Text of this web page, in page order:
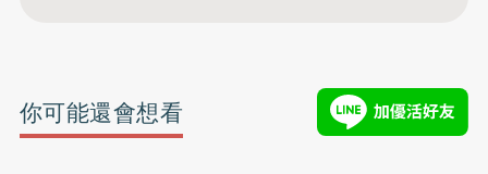
你可能還會想看